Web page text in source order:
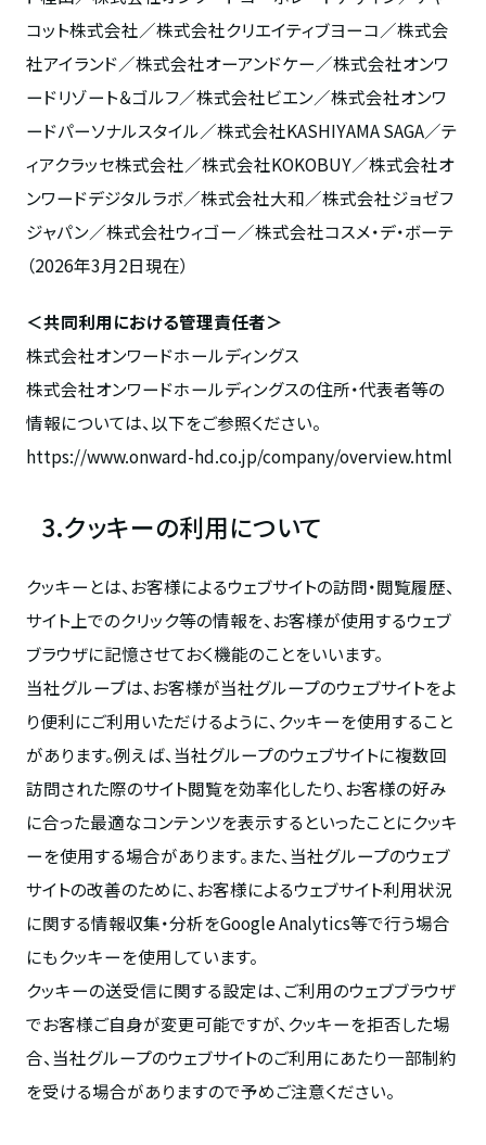
コット株式会社／株式会社クリエイティブヨーコ／株式会
社アイランド／株式会社オーアンドケー／株式会社オンワ
ードリゾート＆ゴルフ／株式会社ビエン／株式会社オンワ
ードパーソナルスタイル／株式会社KASHIYAMA SAGA／テ
ィアクラッセ株式会社／株式会社KOKOBUY／株式会社オ
ンワードデジタルラボ／株式会社大和／株式会社ジョゼフ
ジャパン／株式会社ウィゴー／株式会社コスメ・デ・ボーテ
（2026年3月2日現在）
＜共同利用における管理責任者＞
株式会社オンワードホールディングス
株式会社オンワードホールディングスの住所・代表者等の
情報については、以下をご参照ください。
https://www.onward-hd.co.jp/company/overview.html
3.クッキーの利用について
クッキーとは、お客様によるウェブサイトの訪問・閲覧履歴、
サイト上でのクリック等の情報を、お客様が使用するウェブ
ブラウザに記憶させておく機能のことをいいます。
当社グループは、お客様が当社グループのウェブサイトをよ
り便利にご利用いただけるように、クッキーを使用すること
があります。例えば、当社グループのウェブサイトに複数回
訪問された際のサイト閲覧を効率化したり、お客様の好み
に合った最適なコンテンツを表示するといったことにクッキ
ーを使用する場合があります。また、当社グループのウェブ
サイトの改善のために、お客様によるウェブサイト利用状況
に関する情報収集・分析をGoogle Analytics等で行う場合
にもクッキーを使用しています。
クッキーの送受信に関する設定は、ご利用のウェブブラウザ
でお客様ご自身が変更可能ですが、クッキーを拒否した場
合、当社グループのウェブサイトのご利用にあたり一部制約
を受ける場合がありますので予めご注意ください。